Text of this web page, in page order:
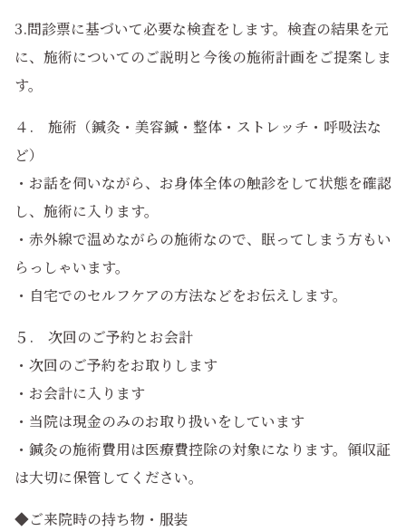
3.問診票に基づいて必要な検査をします。検査の結果を元
に、施術についてのご説明と今後の施術計画をご提案しま
す。
４. 施術（鍼灸・美容鍼・整体・ストレッチ・呼吸法な
ど）
・お話を伺いながら、お身体全体の触診をして状態を確認
し、施術に入ります。
・赤外線で温めながらの施術なので、眠ってしまう方もい
らっしゃいます。
・自宅でのセルフケアの方法などをお伝えします。
５. 次回のご予約とお会計
・次回のご予約をお取りします
・お会計に入ります
・当院は現金のみのお取り扱いをしています
・鍼灸の施術費用は医療費控除の対象になります。領収証
は大切に保管してください。
◆ご来院時の持ち物・服装